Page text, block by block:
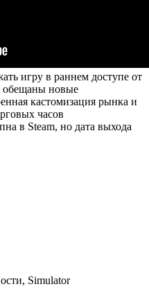
игру в раннем доступе от
обещаны новые
кастомизация рынка и
часов
в Steam, но дата выхода
, Simulator